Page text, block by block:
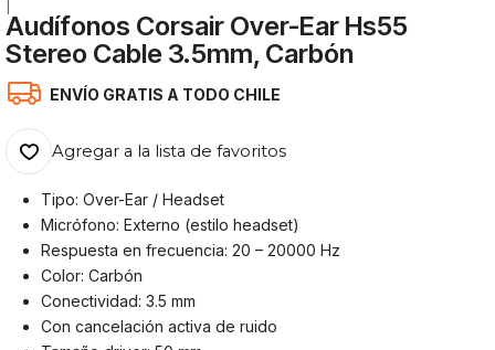
Audífonos Corsair Over-Ear Hs55
Stereo Cable 3.5mm, Carbón
ENVÍO GRATIS A TODO CHILE
Agregar a la lista de favoritos
Tipo: Over-Ear / Headset
Micrófono: Externo (estilo headset)
Respuesta en frecuencia: 20 – 20000 Hz
Color: Carbón
Conectividad: 3.5 mm
Con cancelación activa de ruido